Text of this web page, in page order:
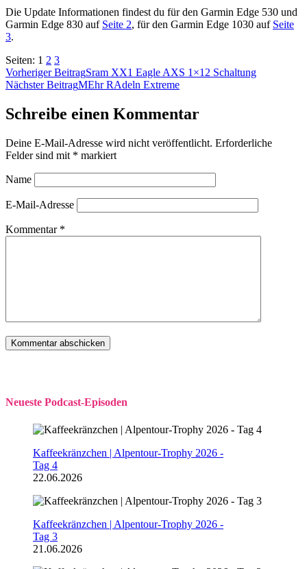
Die Update Informationen findest du für den Garmin Edge 530 und
Garmin Edge 830 auf Seite 2, für den Garmin Edge 1030 auf Seite
3.
Seiten: 1 2 3
Vorheriger BeitragSram XX1 Eagle AXS 1×12 Schaltung
Nächster BeitragMEhr RAdeln Extreme
Schreibe einen Kommentar
Deine E-Mail-Adresse wird nicht veröffentlicht. Erforderliche
Felder sind mit * markiert
Name
E-Mail-Adresse
Kommentar *
Neueste Podcast-Episoden
Kaffeekränzchen | Alpentour-Trophy 2026 -
Tag 4
22.06.2026
Kaffeekränzchen | Alpentour-Trophy 2026 -
Tag 3
21.06.2026